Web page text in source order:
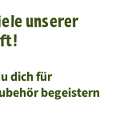
unserer
dich für
begeistern